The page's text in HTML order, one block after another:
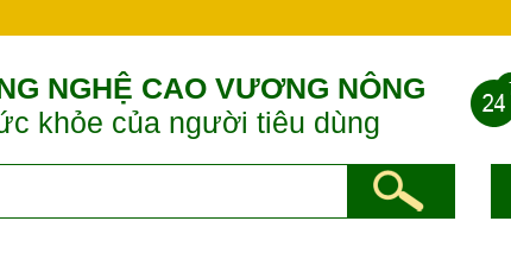
NGHỆ CAO VƯƠNG NÔNG
khỏe của người tiêu dùng